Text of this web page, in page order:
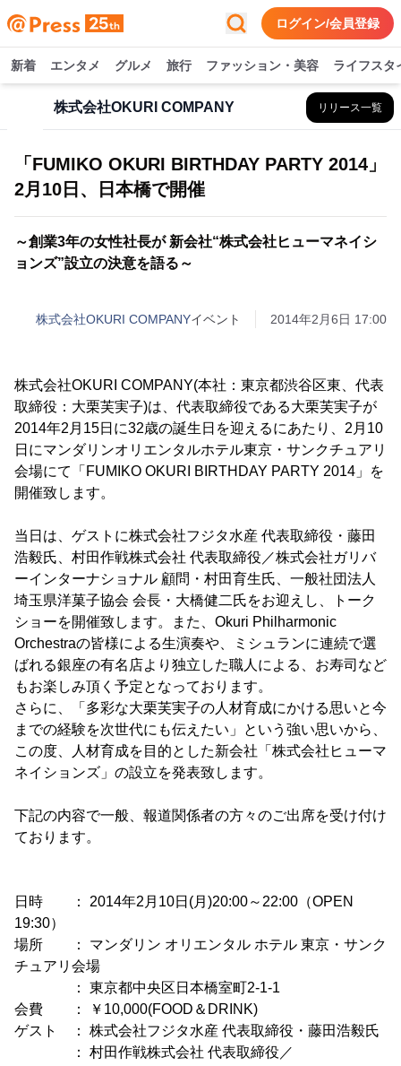
ログイン/会員登録
新着 エンタメ グルメ 旅行 ファッション・美容 ライフスタ
株式会社OKURI COMPANY リリース一覧
「FUMIKO OKURI BIRTHDAY PARTY 2014」
2月10日、日本橋で開催
～創業3年の女性社長が 新会社“株式会社ヒューマネイシ
ョンズ”設立の決意を語る～
株式会社OKURI COMPANYイベント 2014年2月6日 17:00
株式会社OKURI COMPANY(本社：東京都渋谷区東、代表
取締役：大栗芙実子)は、代表取締役である大栗芙実子が
2014年2月15日に32歳の誕生日を迎えるにあたり、2月10
日にマンダリンオリエンタルホテル東京・サンクチュアリ
会場にて「FUMIKO OKURI BIRTHDAY PARTY 2014」を
開催致します。
当日は、ゲストに株式会社フジタ水産 代表取締役・藤田
浩毅氏、村田作戦株式会社 代表取締役／株式会社ガリバ
ーインターナショナル 顧問・村田育生氏、一般社団法人
埼玉県洋菓子協会 会長・大橋健二氏をお迎えし、トーク
ショーを開催致します。また、Okuri Philharmonic
Orchestraの皆様による生演奏や、ミシュランに連続で選
ばれる銀座の有名店より独立した職人による、お寿司など
もお楽しみ頂く予定となっております。
さらに、「多彩な大栗芙実子の人材育成にかける思いと今
までの経験を次世代にも伝えたい」という強い思いから、
この度、人材育成を目的とした新会社「株式会社ヒューマ
ネイションズ」の設立を発表致します。
下記の内容で一般、報道関係者の方々のご出席を受け付け
ております。
日時 ： 2014年2月10日(月)20:00～22:00（OPEN
19:30）
場所 ： マンダリン オリエンタル ホテル 東京・サンク
チュアリ会場
： 東京都中央区日本橋室町2-1-1
会費 ： ￥10,000(FOOD＆DRINK)
ゲスト ： 株式会社フジタ水産 代表取締役・藤田浩毅氏
： 村田作戦株式会社 代表取締役／